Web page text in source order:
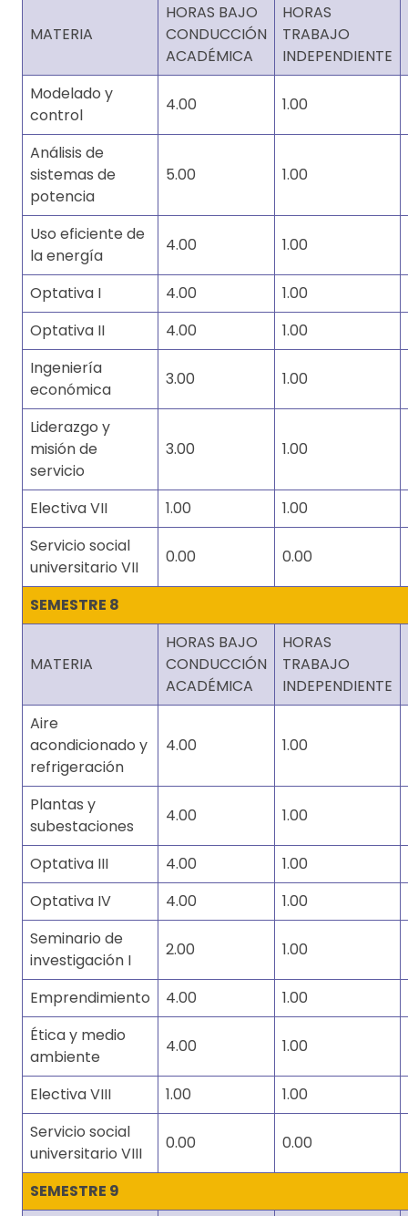
MATERIA
HORAS BAJO
CONDUCCIÓN
ACADÉMICA
HORAS
TRABAJO
INDEPENDIENTE
Modelado y
control
4.00 1.00
Análisis de
sistemas de
potencia
5.00 1.00
Uso eficiente de
la energía
4.00 1.00
Optativa I 4.00
1.00
Optativa II
4.00
1.00
Ingeniería
económica
3.00 1.00
Liderazgo y
misión de
servicio
3.00 1.00
Electiva VII 1.00
1.00
Servicio social
universitario VII
0.00 0.00
SEMESTRE 8
MATERIA
HORAS BAJO
CONDUCCIÓN
ACADÉMICA
HORAS
TRABAJO
INDEPENDIENTE
Aire
acondicionado y
refrigeración
4.00 1.00
Plantas y
subestaciones
4.00 1.00
Optativa III 4.00
1.00
Optativa IV
4.00
1.00
Seminario de
investigación I
2.00 1.00
Emprendimiento 4.00
1.00
Ética y medio
ambiente
4.00 1.00
Electiva VIII 1.00
1.00
Servicio social
universitario VIII
0.00 0.00
SEMESTRE 9